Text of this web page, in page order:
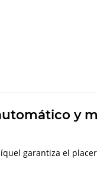
y
garantiza el